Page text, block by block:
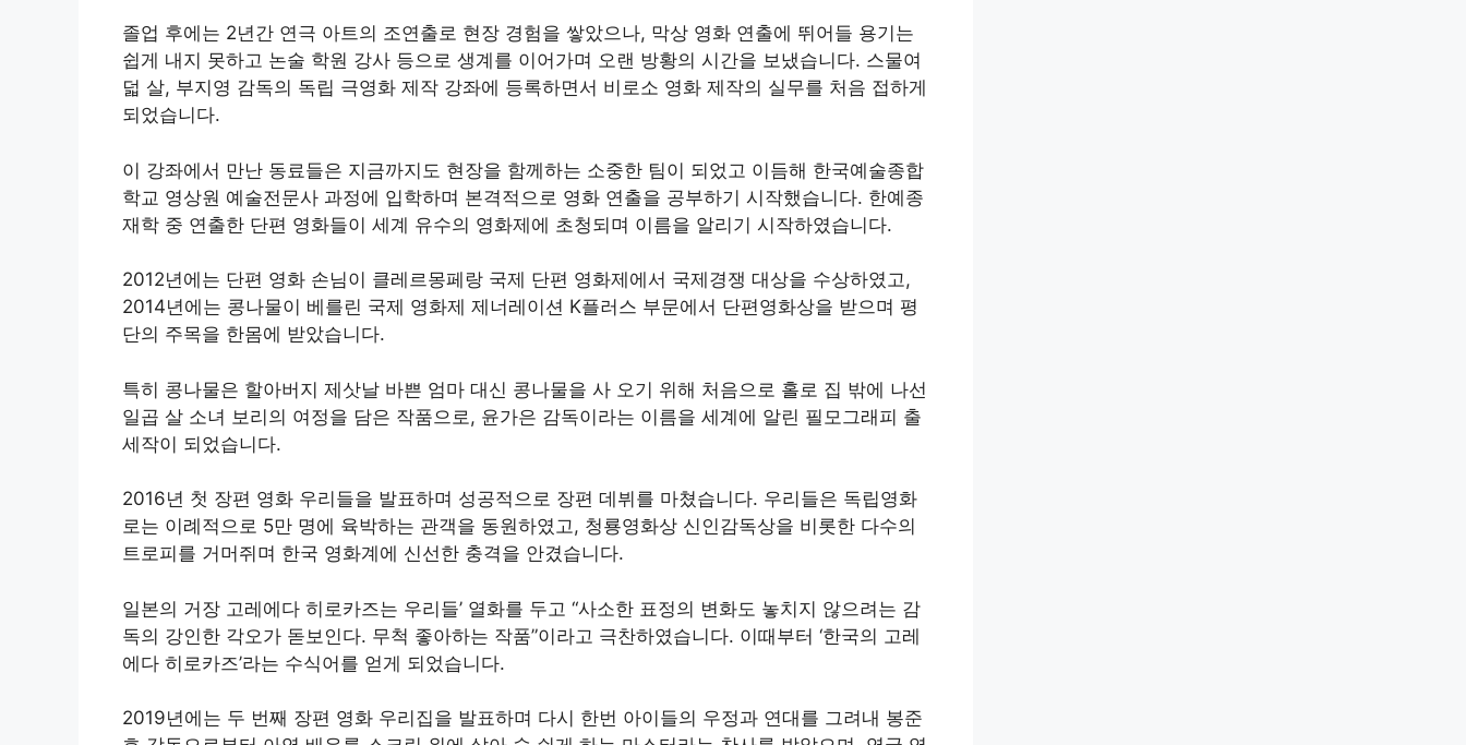
졸업 후에는 2년간 연극 아트의 조연출로 현장 경험을 쌓았으나, 막상 영화 연출에 뛰어들 용기는
쉽게 내지 못하고 논술 학원 강사 등으로 생계를 이어가며 오랜 방황의 시간을 보냈습니다. 스물여
덟 살, 부지영 감독의 독립 극영화 제작 강좌에 등록하면서 비로소 영화 제작의 실무를 처음 접하게
되었습니다.
이 강좌에서 만난 동료들은 지금까지도 현장을 함께하는 소중한 팀이 되었고 이듬해 한국예술종합
학교 영상원 예술전문사 과정에 입학하며 본격적으로 영화 연출을 공부하기 시작했습니다. 한예종
재학 중 연출한 단편 영화들이 세계 유수의 영화제에 초청되며 이름을 알리기 시작하였습니다.
2012년에는 단편 영화 손님이 클레르몽페랑 국제 단편 영화제에서 국제경쟁 대상을 수상하였고,
2014년에는 콩나물이 베를린 국제 영화제 제너레이션 K플러스 부문에서 단편영화상을 받으며 평
단의 주목을 한몸에 받았습니다.
특히 콩나물은 할아버지 제삿날 바쁜 엄마 대신 콩나물을 사 오기 위해 처음으로 홀로 집 밖에 나선
일곱 살 소녀 보리의 여정을 담은 작품으로, 윤가은 감독이라는 이름을 세계에 알린 필모그래피 출
세작이 되었습니다.
2016년 첫 장편 영화 우리들을 발표하며 성공적으로 장편 데뷔를 마쳤습니다. 우리들은 독립영화
로는 이례적으로 5만 명에 육박하는 관객을 동원하였고, 청룡영화상 신인감독상을 비롯한 다수의
트로피를 거머쥐며 한국 영화계에 신선한 충격을 안겼습니다.
일본의 거장 고레에다 히로카즈는 우리들’ 열화를 두고 “사소한 표정의 변화도 놓치지 않으려는 감
독의 강인한 각오가 돋보인다. 무척 좋아하는 작품”이라고 극찬하였습니다. 이때부터 ‘한국의 고레
에다 히로카즈’라는 수식어를 얻게 되었습니다.
2019년에는 두 번째 장편 영화 우리집을 발표하며 다시 한번 아이들의 우정과 연대를 그려내 봉준